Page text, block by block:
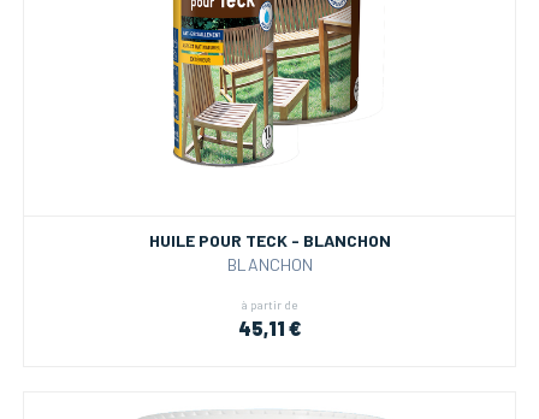
HUILE POUR TECK - BLANCHON
BLANCHON
à partir de
45,11 €